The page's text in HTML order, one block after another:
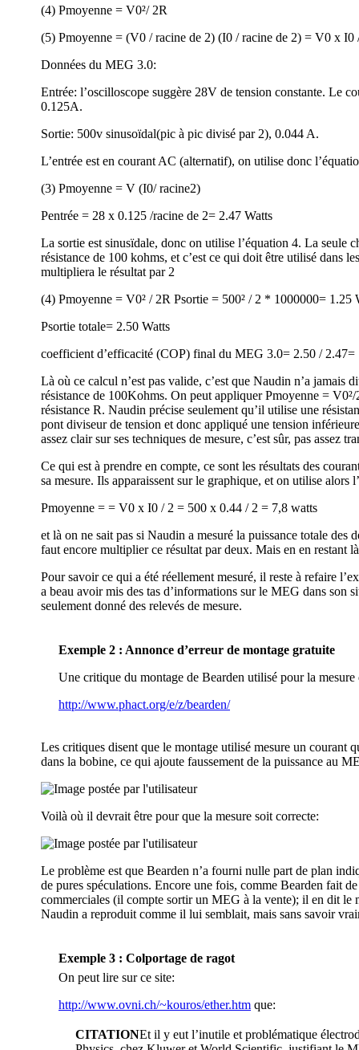
(4) Pmoyenne = V0²/ 2R
(5) Pmoyenne = (V0 / racine de 2) (I0 / racine de 2) = V0 x I0
Données du MEG 3.0:
Entrée: l’oscilloscope suggère 28V de tension constante. Le
0.125A.
Sortie: 500v sinusoïdal(pic à pic divisé par 2), 0.044 A.
L’entrée est en courant AC (alternatif), on utilise donc
(3) Pmoyenne = V (I0/ racine2)
Pentrée = 28 x 0.125 /racine de 2= 2.47 Watts
La sortie est sinusïdale, donc on utilise l’équation 4. La seule
résistance de 100 kohms, et c’est ce qui doit être utilisé dans
multipliera le résultat par 2
(4) Pmoyenne = V0² / 2R Psortie = 500² / 2 * 1000000= 1.25
Psortie totale= 2.50 Watts
coefficient d’efficacité (COP) final du MEG 3.0= 2.50 / 2.47=
Là où ce calcul n’est pas valide, c’est que Naudin n’a jamais
résistance de 100Kohms. On peut appliquer Pmoyenne =
résistance R. Naudin précise seulement qu’il utilise une
pont diviseur de tension et donc appliqué une tension
assez clair sur ses techniques de mesure, c’est sûr, pas assez
Ce qui est à prendre en compte, ce sont les résultats des
sa mesure. Ils apparaissent sur le graphique, et on utilise
Pmoyenne = = V0 x I0 / 2 = 500 x 0.44 / 2 = 7,8 watts
et là on ne sait pas si Naudin a mesuré la puissance totale des
faut encore multiplier ce résultat par deux. Mais en en restant
Pour savoir ce qui a été réellement mesuré, il reste à refaire
a beau avoir mis des tas d’informations sur le MEG dans son
seulement donné des relevés de mesure.
Exemple 2 : Annonce d’erreur de montage gratuite
Une critique du montage de Bearden utilisé pour la mesure
http://www.phact.org/e/z/bearden/
Les critiques disent que le montage utilisé mesure un courant
dans la bobine, ce qui ajoute faussement de la puissance au
Voilà où il devrait être pour que la mesure soit correcte:
Le problème est que Bearden n’a fourni nulle part de plan
de pures spéculations. Encore une fois, comme Bearden fait
commerciales (il compte sortir un MEG à la vente); il en dit le
Naudin a reproduit comme il lui semblait, mais sans savoir
Exemple 3 : Colportage de ragot
On peut lire sur ce site:
http://www.ovni.ch/~kouros/ether.htm que:
CITATIONEt il y eut l’inutile et problématique